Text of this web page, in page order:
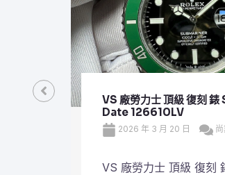
VS 廠勞力士 頂級 復刻
Date 126610LV
2026 年 3 月 20 日 尚
VS 廠勞力士 頂級 復刻